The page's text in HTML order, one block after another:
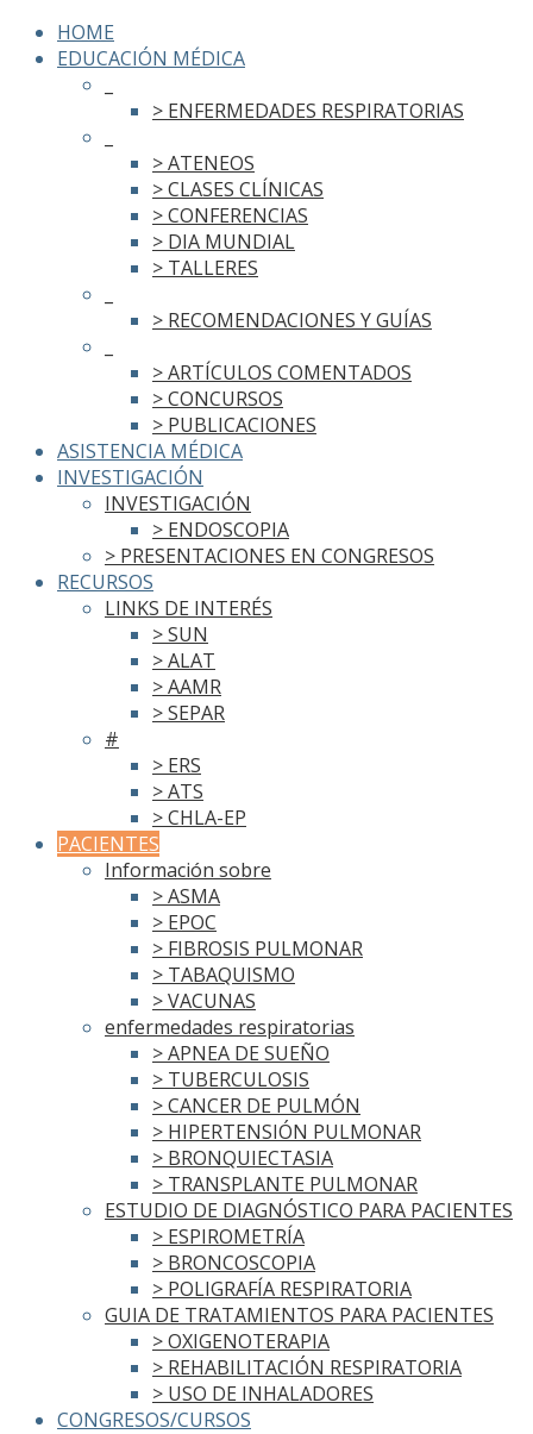
HOME
EDUCACIÓN MÉDICA
> ENFERMEDADES RESPIRATORIAS
> ATENEOS
> CLASES CLÍNICAS
> CONFERENCIAS
> DIA MUNDIAL
> TALLERES
> RECOMENDACIONES Y GUÍAS
> ARTÍCULOS COMENTADOS
> CONCURSOS
> PUBLICACIONES
ASISTENCIA MÉDICA
INVESTIGACIÓN
INVESTIGACIÓN
> ENDOSCOPIA
> PRESENTACIONES EN CONGRESOS
RECURSOS
LINKS DE INTERÉS
> SUN
> ALAT
> AAMR
> SEPAR
#
> ERS
> ATS
> CHLA-EP
PACIENTES
Información sobre
> ASMA
> EPOC
> FIBROSIS PULMONAR
> TABAQUISMO
> VACUNAS
enfermedades respiratorias
> APNEA DE SUEÑO
> TUBERCULOSIS
> CANCER DE PULMÓN
> HIPERTENSIÓN PULMONAR
> BRONQUIECTASIA
> TRANSPLANTE PULMONAR
ESTUDIO DE DIAGNÓSTICO PARA PACIENTES
> ESPIROMETRÍA
> BRONCOSCOPIA
> POLIGRAFÍA RESPIRATORIA
GUIA DE TRATAMIENTOS PARA PACIENTES
> OXIGENOTERAPIA
> REHABILITACIÓN RESPIRATORIA
> USO DE INHALADORES
CONGRESOS/CURSOS